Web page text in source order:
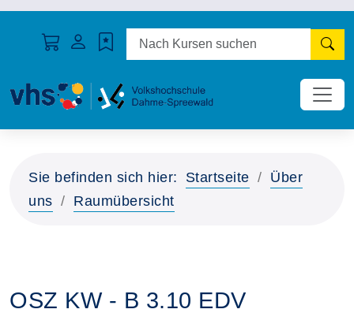
Sie befinden sich hier: Startseite
Über
uns
Raumübersicht
OSZ KW - B 3.10 EDV